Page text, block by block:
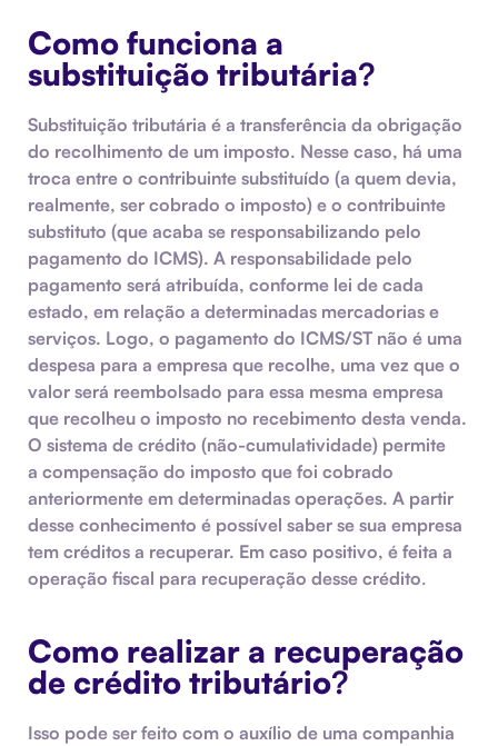
Como funciona a
substituição tributária?
Substituição tributária é a transferência da obrigação
do recolhimento de um imposto. Nesse caso, há uma
troca entre o contribuinte substituído (a quem devia,
realmente, ser cobrado o imposto) e o contribuinte
substituto (que acaba se responsabilizando pelo
pagamento do ICMS). A responsabilidade pelo
pagamento será atribuída, conforme lei de cada
estado, em relação a determinadas mercadorias e
serviços. Logo, o pagamento do ICMS/ST não é uma
despesa para a empresa que recolhe, uma vez que o
valor será reembolsado para essa mesma empresa
que recolheu o imposto no recebimento desta venda.
O sistema de crédito (não-cumulatividade) permite
a compensação do imposto que foi cobrado
anteriormente em determinadas operações. A partir
desse conhecimento é possível saber se sua empresa
tem créditos a recuperar. Em caso positivo, é feita a
operação fiscal para recuperação desse crédito.
Como realizar a recuperação
de crédito tributário?
Isso pode ser feito com o auxílio de uma companhia